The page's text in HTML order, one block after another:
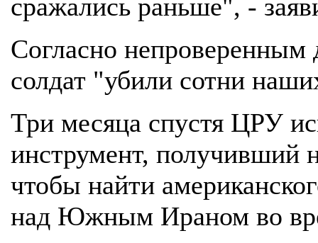
сражались раньше", -
Согласно
солдат "убили сотни
Три месяца спустя ЦРУ
инструмент, получивший
чтобы найти
над Южным Ираном во